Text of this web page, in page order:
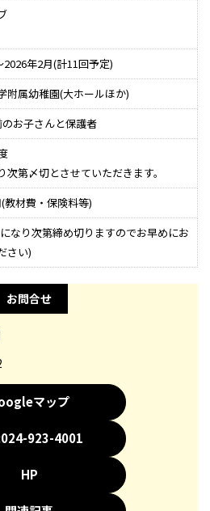
2026年2月(計11回予定)
附属幼稚園(大ホールほか)
お子さんと保護者
第〆切とさせていただきます。
教材費・保険料等)
なり次第締め切りますのでお早めにお
さい)
お問合せ
マップ
923-4001
HP